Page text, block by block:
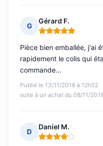
G
Gérard F.
Note : 5 sur 5
Publié le 13/11/2018 à 12h52
suite à un achat du 08/11/
Pièce bien emballée, j'ai
rapidement le colis qui
commande...
D
Daniel M.
Note : 4 sur 5